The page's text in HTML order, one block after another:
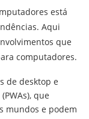
está
Aqui
que
computadores.
de desktop e
que
mundos e podem